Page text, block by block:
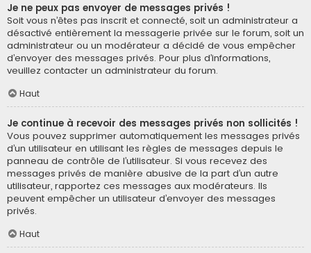
Je ne peux pas envoyer de messages privés !
Soit vous n’êtes pas inscrit et connecté, soit un administrateur a
désactivé entièrement la messagerie privée sur le forum, soit un
administrateur ou un modérateur a décidé de vous empêcher
d’envoyer des messages privés. Pour plus d’informations,
veuillez contacter un administrateur du forum.
Haut
Je continue à recevoir des messages privés non sollicités !
Vous pouvez supprimer automatiquement les messages privés
d’un utilisateur en utilisant les règles de messages depuis le
panneau de contrôle de l’utilisateur. Si vous recevez des
messages privés de manière abusive de la part d’un autre
utilisateur, rapportez ces messages aux modérateurs. Ils
peuvent empêcher un utilisateur d’envoyer des messages
privés.
Haut